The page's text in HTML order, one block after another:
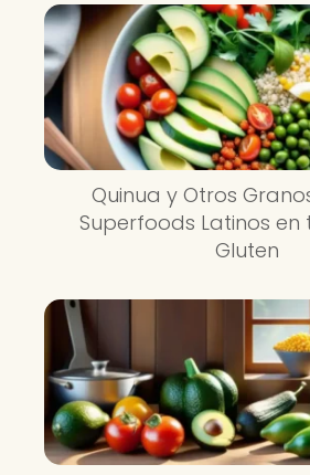
Quinua y Otros
Superfoods Latinos en
Gluten